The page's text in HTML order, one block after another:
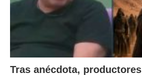
Tras anécdota,